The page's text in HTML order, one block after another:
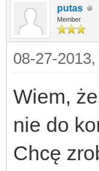
putas
Member
08-27-
Wiem,
nie do
Chcę